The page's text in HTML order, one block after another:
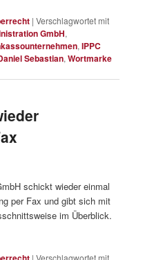
|Verschlagwortet mit
GmbH,
,IPPC
Sebastian,Wortmarke
schickt wieder einmal
per Fax und gibt sich mit
im Überblick.